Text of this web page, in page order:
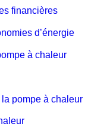
financières
d’énergie
à chaleur
pompe à chaleur